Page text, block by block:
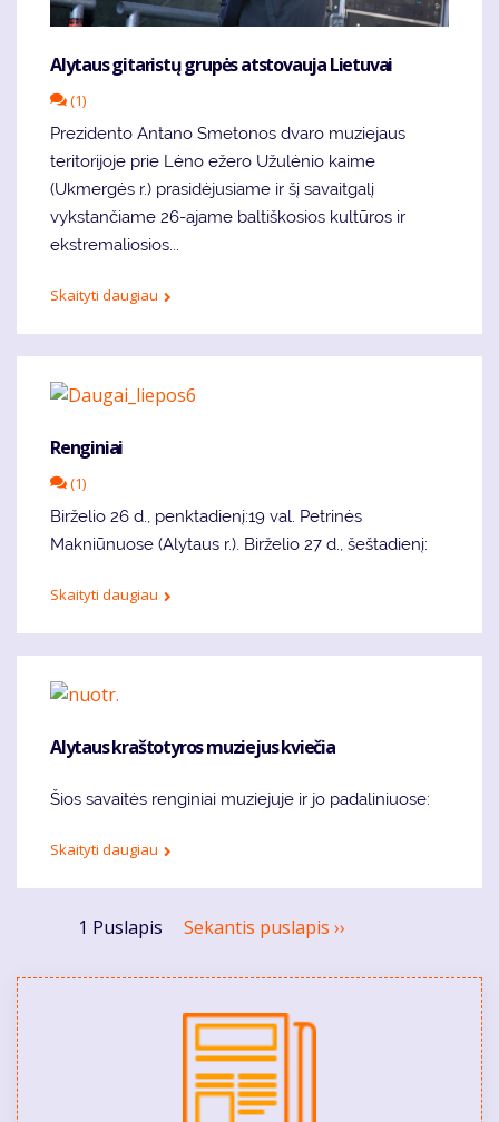
Alytaus gitaristų grupės atstovauja Lietuvai
(1)
Prezidento Antano Smetonos dvaro muziejaus
teritorijoje prie Lėno ežero Užulėnio kaime
(Ukmergės r.) prasidėjusiame ir šį savaitgalį
vykstančiame 26-ajame baltiškosios kultūros ir
ekstremaliosios...
Skaityti daugiau
Renginiai
(1)
Birželio 26 d., penktadienį:19 val. Petrinės
Makniūnuose (Alytaus r.). Birželio 27 d., šeštadienį:
Skaityti daugiau
Alytaus kraštotyros muziejus kviečia
Šios savaitės renginiai muziejuje ir jo padaliniuose:
Skaityti daugiau
Pagination
1 Puslapis Sekantis puslapis ››